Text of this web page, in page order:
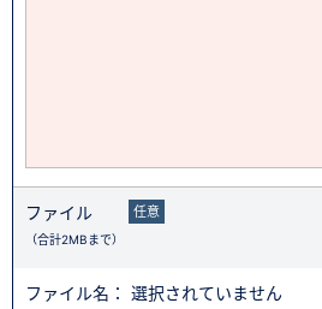
ファイル
（合計2MBまで）
任意
ファイル名： 選択されていません